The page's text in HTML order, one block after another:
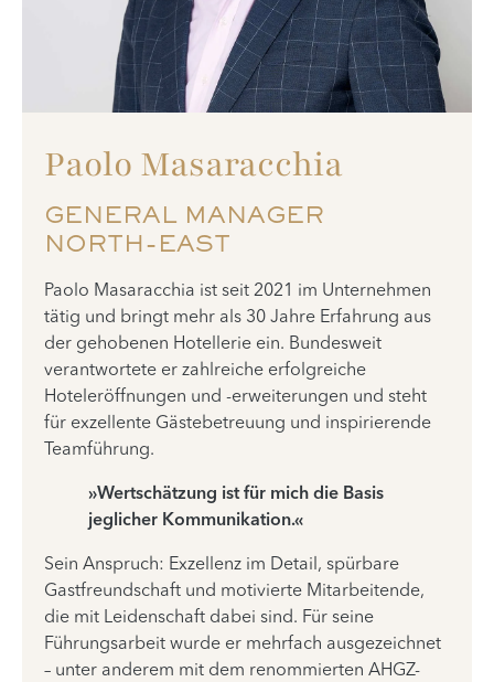
Paolo Masaracchia
GENERAL MANAGER
NORTH-EAST
Paolo Masaracchia ist seit 2021 im Unternehmen
tätig und bringt mehr als 30 Jahre Erfahrung aus
der gehobenen Hotellerie ein. Bundesweit
verantwortete er zahlreiche erfolgreiche
Hoteleröffnungen und -erweiterungen und steht
für exzellente Gästebetreuung und inspirierende
Teamführung.
»Wertschätzung ist für mich die Basis
jeglicher Kommunikation.«
Sein Anspruch: Exzellenz im Detail, spürbare
Gastfreundschaft und motivierte Mitarbeitende,
die mit Leidenschaft dabei sind. Für seine
Führungsarbeit wurde er mehrfach ausgezeichnet
– unter anderem mit dem renommierten AHGZ-